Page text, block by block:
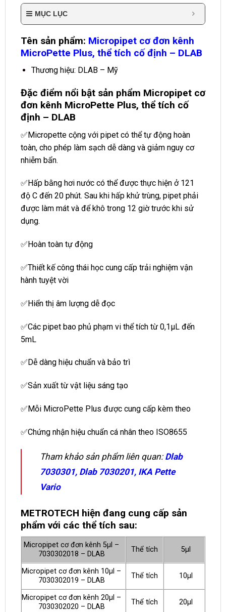
MỤC LỤC
Tên sản phẩm: Micropipet cơ đơn kênh
MicroPette Plus, thể tích cố định – DLAB
Thương hiệu: DLAB – Mỹ
Đặc điểm nổi bật sản phẩm Micropipet cơ
đơn kênh MicroPette Plus, thể tích cố
định – DLAB
✅Micropette cộng với pipet có thể tự động hoàn
toàn, cho phép làm sạch dễ dàng và giảm nguy cơ
nhiễm bẩn.
✅Hấp bằng hơi nước có thể được thực hiện ở 121
độ C đến 20 phút. Sau khi hấp khử trùng, pipet phải
được làm mát và để khô trong 12 giờ trước khi sử
dụng.
✅Hoàn toàn tự động
✅Thiết kế công thái học cung cấp trải nghiệm vận
hành tuyệt vời
✅Hiển thị âm lượng dễ đọc
✅Các pipet bao phủ phạm vi thể tích từ 0,1μL đến
5mL
✅Dễ dàng hiệu chuẩn và bảo trì
✅Sản xuất từ vật liệu sáng tạo
✅Mỗi MicroPette Plus được cung cấp kèm theo
✅Chứng nhận hiệu chuẩn cá nhân theo ISO8655
Tham khảo sản phẩm liên quan: Dlab
7030301, Dlab 7030201, IKA Pette
Vario
METROTECH hiện đang cung cấp sản
phẩm với các thể tích sau:
Micropipet cơ đơn kênh 5μl –
7030302018 – DLAB
Thể tích 5μl
Micropipet cơ đơn kênh 10μl –
7030302019 – DLAB
Thể tích 10μl
Micropipet cơ đơn kênh 20μl –
7030302020 – DLAB
Thể tích 20μl